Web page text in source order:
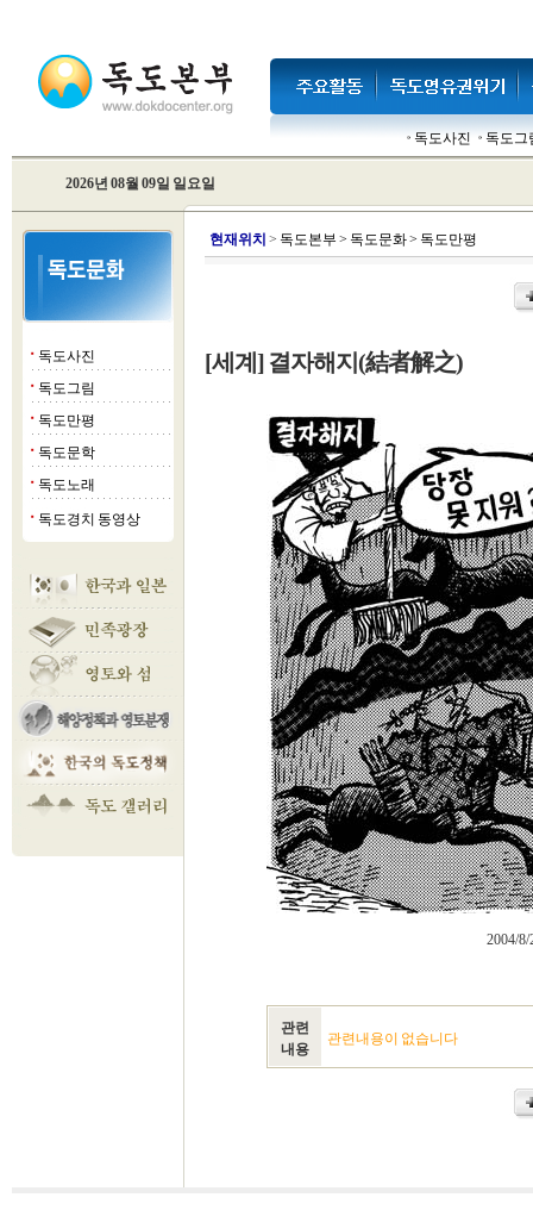
독도사진 독도그
2026년 08월 09일 일요일
■ 독도사진
■ 독도그림
■ 독도만평
■ 독도문학
■ 독도노래
■ 독도경치 동영상
현재위치 > 독도본부 > 독도문화> 독도만평
[세계] 결자해지(結者解之)
2004/
관련
내용
관련내용이 없습니다